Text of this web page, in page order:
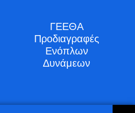
ΓΕΕΘΑ
Προδιαγραφές
Ενόπλων
Δυνάμεων